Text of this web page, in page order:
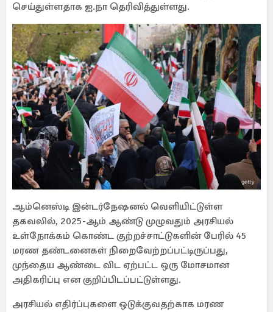
செய்துள்ளதாக ஐ.நா தெரிவித்துள்ளது.
ஆம்னெஸ்டி இன்டர்நேஷனல் வெளியிட்டுள்ள
தகவலில், 2025-ஆம் ஆண்டு முழுவதும் அரசியல்
உள்நோக்கம் கொண்ட குற்றச்சாட்டுகளின் பேரில் 45
மரண தண்டனைகள் நிறைவேற்றப்பட்டிருப்பது,
முந்தைய ஆண்டை விட ஏற்பட்ட ஒரு மோசமான
அதிகரிப்பு என குறிப்பிடப்பட்டுள்ளது.
அரசியல் எதிர்ப்புகளை ஒடுக்குவதற்காக மரண